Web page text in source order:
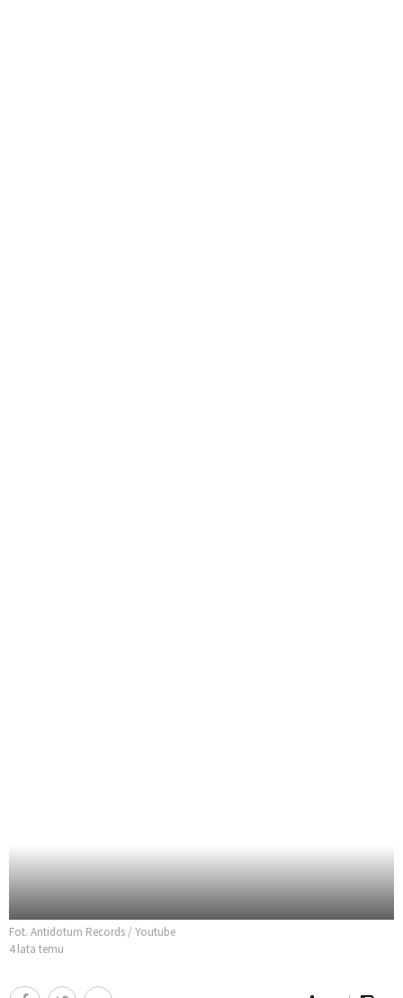
Fot. Antidotum Records / Youtube
4 lata temu